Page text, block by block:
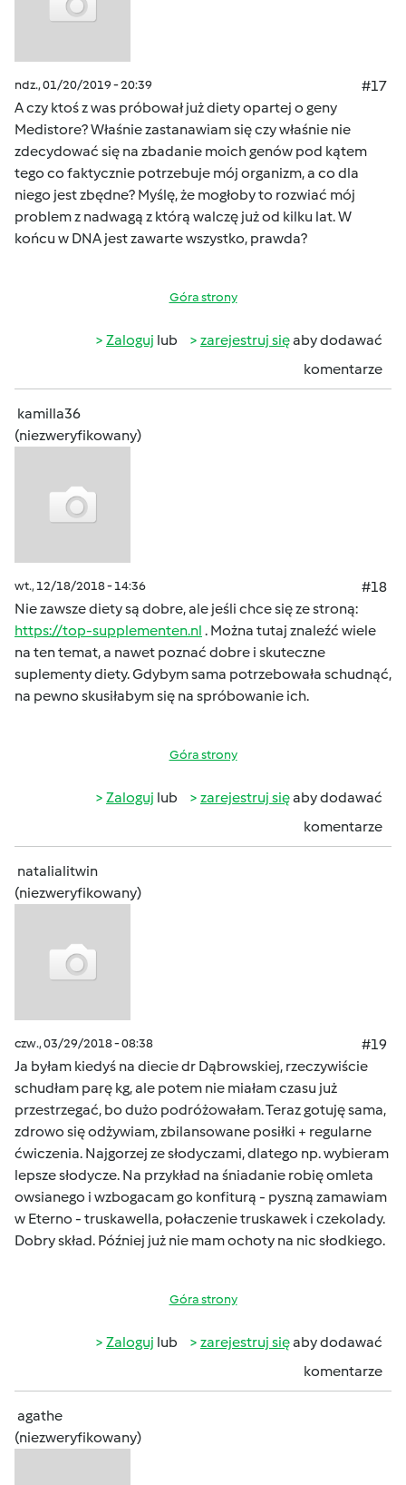
ndz., 01/20/2019 - 20:39
#17
A czy ktoś z was próbował już diety opartej o geny
Medistore? Właśnie zastanawiam się czy właśnie nie
zdecydować się na zbadanie moich genów pod kątem
tego co faktycznie potrzebuje mój organizm, a co dla
niego jest zbędne? Myślę, że mogłoby to rozwiać mój
problem z nadwagą z którą walczę już od kilku lat. W
końcu w DNA jest zawarte wszystko, prawda?
Góra strony
Zaloguj lub zarejestruj sięaby dodawać
komentarze
kamilla36
(niezweryfikowany)
wt., 12/18/2018 - 14:36
#18
Nie zawsze diety są dobre, ale jeśli chce się ze stroną:
https://top-supplementen.nl . Można tutaj znaleźć wiele
na ten temat, a nawet poznać dobre i skuteczne
suplementy diety. Gdybym sama potrzebowała schudnąć,
na pewno skusiłabym się na spróbowanie ich.
Góra strony
Zaloguj lub zarejestruj sięaby dodawać
komentarze
natalialitwin
(niezweryfikowany)
czw., 03/29/2018 - 08:38
#19
Ja byłam kiedyś na diecie dr Dąbrowskiej, rzeczywiście
schudłam parę kg, ale potem nie miałam czasu już
przestrzegać, bo dużo podróżowałam. Teraz gotuję sama,
zdrowo się odżywiam, zbilansowane posiłki + regularne
ćwiczenia. Najgorzej ze słodyczami, dlatego np. wybieram
lepsze słodycze. Na przykład na śniadanie robię omleta
owsianego i wzbogacam go konfiturą - pyszną zamawiam
w Eterno - truskawella, połaczenie truskawek i czekolady.
Dobry skład. Później już nie mam ochoty na nic słodkiego.
Góra strony
Zaloguj lub zarejestruj sięaby dodawać
komentarze
agathe
(niezweryfikowany)